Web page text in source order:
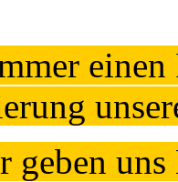
geben